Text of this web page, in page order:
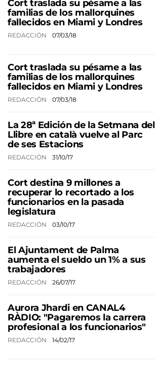
Cort traslada su pésame a las
familias de los mallorquines
fallecidos en Miami y Londres
REDACCIÓN 07/03/18
Cort traslada su pésame a las
familias de los mallorquines
fallecidos en Miami y Londres
REDACCIÓN 07/03/18
La 28ª Edición de la Setmana del
Llibre en català vuelve al Parc
de ses Estacions
REDACCIÓN 31/10/17
Cort destina 9 millones a
recuperar lo recortado a los
funcionarios en la pasada
legislatura
REDACCIÓN 03/10/17
El Ajuntament de Palma
aumenta el sueldo un 1% a sus
trabajadores
REDACCIÓN 26/07/17
Aurora Jhardi en CANAL4
RÀDIO: "Pagaremos la carrera
profesional a los funcionarios"
REDACCIÓN 14/02/17